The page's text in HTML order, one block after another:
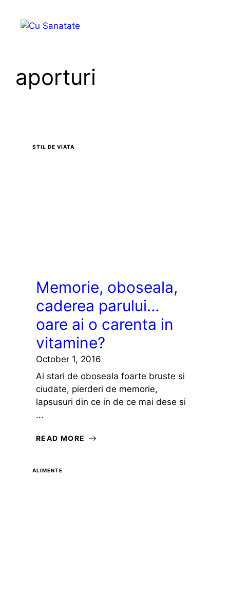
content
aporturi
STIL DE VIATA
Memorie, oboseala,
caderea parului…
oare ai o carenta in
vitamine?
October 1, 2016
Ai stari de oboseala foarte bruste si
ciudate, pierderi de memorie,
lapsusuri din ce in de ce mai dese si
...
READ MORE
ALIMENTE